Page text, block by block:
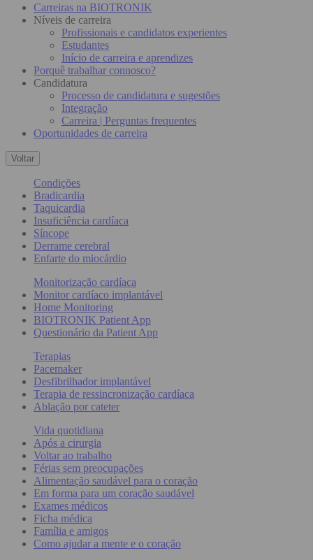
Carreiras na BIOTRONIK
Níveis de carreira
Profissionais e candidatos experientes
Estudantes
Início de carreira e aprendizes
Porquê trabalhar connosco?
Candidatura
Processo de candidatura e sugestões
Integração
Carreira | Perguntas frequentes
Oportunidades de carreira
Voltar
Condições
Bradicardia
Taquicardia
Insuficiência cardíaca
Síncope
Derrame cerebral
Enfarte do miocárdio
Monitorização cardíaca
Monitor cardíaco implantável
Home Monitoring
BIOTRONIK Patient App
Questionário da Patient App
Terapias
Pacemaker
Desfibrilhador implantável
Terapia de ressincronização cardíaca
Ablação por cateter
Vida quotidiana
Após a cirurgia
Voltar ao trabalho
Férias sem preocupações
Alimentação saudável para o coração
Em forma para um coração saudável
Exames médicos
Ficha médica
Família e amigos
Como ajudar a mente e o coração